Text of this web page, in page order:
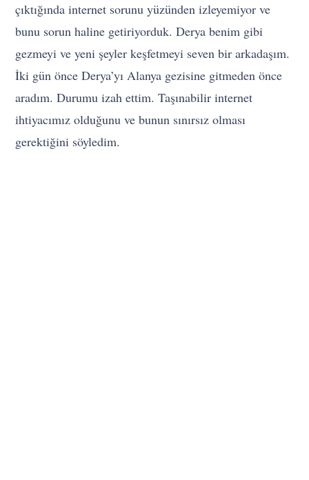
çıktığında internet sorunu yüzünden izleyemiyor ve
bunu sorun haline getiriyorduk. Derya benim gibi
gezmeyi ve yeni şeyler keşfetmeyi seven bir arkadaşım.
İki gün önce Derya’yı Alanya gezisine gitmeden önce
aradım. Durumu izah ettim. Taşınabilir internet
ihtiyacımız olduğunu ve bunun sınırsız olması
gerektiğini söyledim.